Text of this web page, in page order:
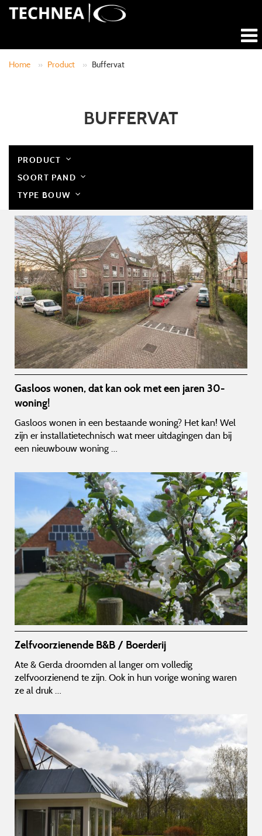
Home » Product » Buffervat
BUFFERVAT
PRODUCT
SOORT PAND
TYPE BOUW
Gasloos wonen, dat kan ook met een jaren 30-
woning!
Gasloos wonen in een bestaande woning? Het kan! Wel
zijn er installatietechnisch wat meer uitdagingen dan bij
een nieuwbouw woning …
Zelfvoorzienende B&B / Boerderij
Ate & Gerda droomden al langer om volledig
zelfvoorzienend te zijn. Ook in hun vorige woning waren
ze al druk …